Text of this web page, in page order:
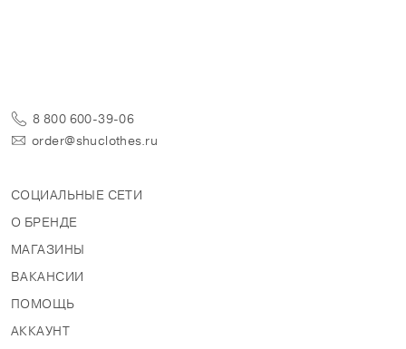
8 800 600-39-06
order@shuclothes.ru
СОЦИАЛЬНЫЕ СЕТИ
О БРЕНДЕ
МАГАЗИНЫ
ВАКАНСИИ
ПОМОЩЬ
АККАУНТ